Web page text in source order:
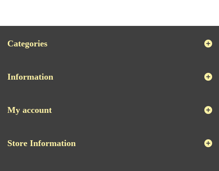
Categories
Information
My account
Store Information